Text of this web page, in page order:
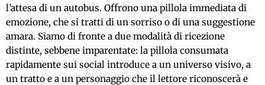
l’attesa di un autobus. Offrono una pillola immediata di
emozione, che si tratti di un sorriso o di una suggestione
amara. Siamo di fronte a due modalità di ricezione
distinte, sebbene imparentate: la pillola consumata
rapidamente sui social introduce a un universo visivo, a
un tratto e a un personaggio che il lettore riconoscerà e